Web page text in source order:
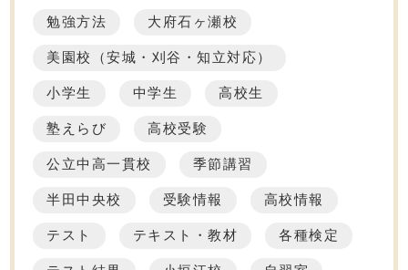
勉強方法 大府石ヶ瀬校
美園校（安城・刈谷・知立対応）
小学生 中学生 高校生
塾えらび 高校受験
公立中高一貫校 季節講習
半田中央校 受験情報 高校情報
テスト テキスト・教材 各種検定